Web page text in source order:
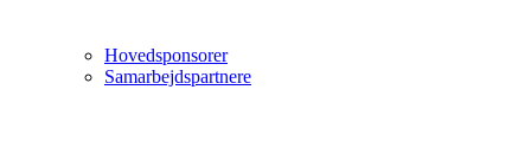
Hovedsponsorer
Samarbejdspartnere